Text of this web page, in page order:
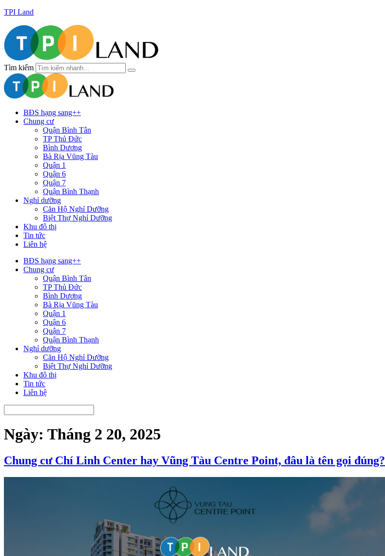
TPI Land
Tìm kiếm
BĐS hạng sang++
Chung cư
Quận Bình Tân
TP Thủ Đức
Bình Dương
Bà Rịa Vũng Tàu
Quận 1
Quận 6
Quận 7
Quận Bình Thạnh
Nghỉ dưỡng
Căn Hộ Nghỉ Dưỡng
Biệt Thự Nghỉ Dưỡng
Khu đô thị
Tin tức
Liên hệ
BĐS hạng sang++
Chung cư
Quận Bình Tân
TP Thủ Đức
Bình Dương
Bà Rịa Vũng Tàu
Quận 1
Quận 6
Quận 7
Quận Bình Thạnh
Nghỉ dưỡng
Căn Hộ Nghỉ Dưỡng
Biệt Thự Nghỉ Dưỡng
Khu đô thị
Tin tức
Liên hệ
Ngày: Tháng 2 20, 2025
Chung cư Chí Linh Center hay Vũng Tàu Centre Point, đâu là tên gọi đúng?